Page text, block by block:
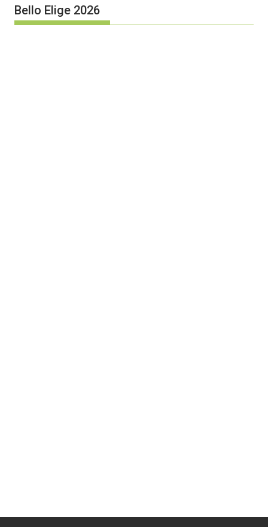
Bello Elige 2026